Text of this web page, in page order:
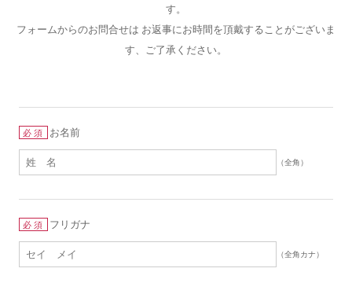
す。
フォームからのお問合せは お返事にお時間を頂戴することがございま
す、ご了承ください。
必須 お名前
（全角）
必須 フリガナ
（全角カナ）